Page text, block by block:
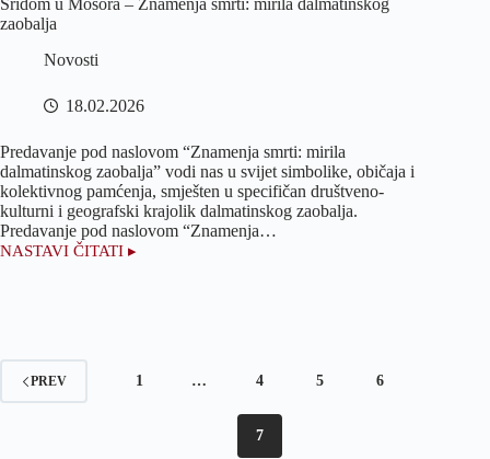
Sridom u Mosora – Znamenja smrti: mirila dalmatinskog
zaobalja
Novosti
18.02.2026
Predavanje pod naslovom “Znamenja smrti: mirila
dalmatinskog zaobalja” vodi nas u svijet simbolike, običaja i
kolektivnog pamćenja, smješten u specifičan društveno-
kulturni i geografski krajolik dalmatinskog zaobalja.
Predavanje pod naslovom “Znamenja…
NASTAVI ČITATI ▸
Sridom
dalmatinskog
zaobalja
PREV 1 … 4 5 6
7